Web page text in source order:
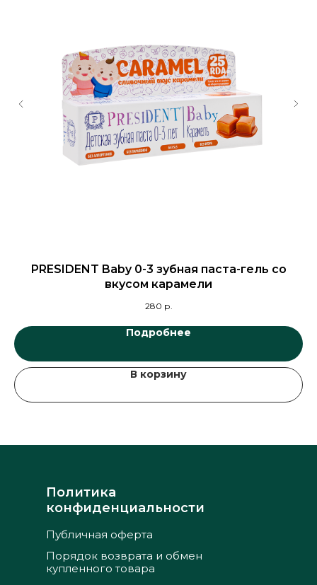
PRESIDENT Baby 0-3 зубная паста-гель со
вкусом карамели
280 р.
Подробнее
В корзину
Публичная оферта
Порядок возврата и обмен
купленного товара
Политика
конфиденциальности